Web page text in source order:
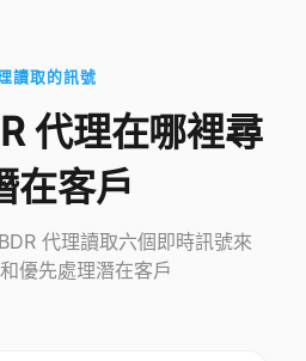
讀取的訊號
代理在哪裡尋
在客戶
代理讀取六個即時訊號來
優先處理潛在客戶